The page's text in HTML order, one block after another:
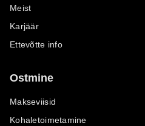
Meist
Karjäär
Ettevõtte info
Ostmine
Makseviisid
Kohaletoimetamine